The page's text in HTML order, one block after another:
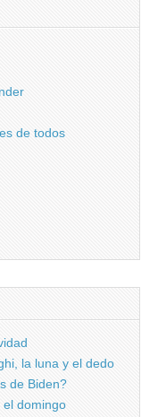
de todos
la luna y el dedo
de Biden?
el domingo